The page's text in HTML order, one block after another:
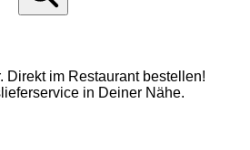
Direkt im Restaurant bestellen!
in Deiner Nähe.